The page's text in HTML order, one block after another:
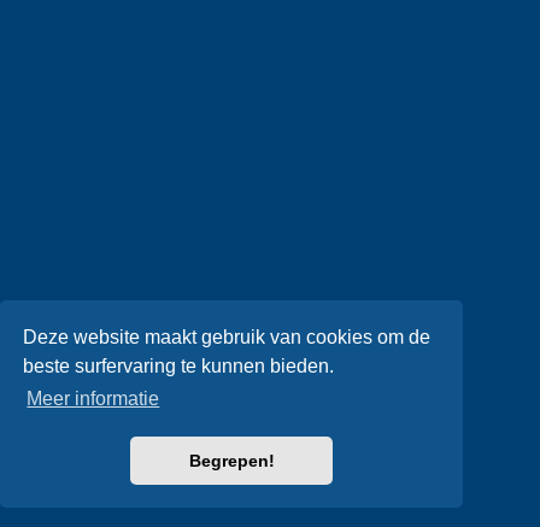
Deze website maakt gebruik van cookies om de
beste surfervaring te kunnen bieden.
Meer informatie
Begrepen!